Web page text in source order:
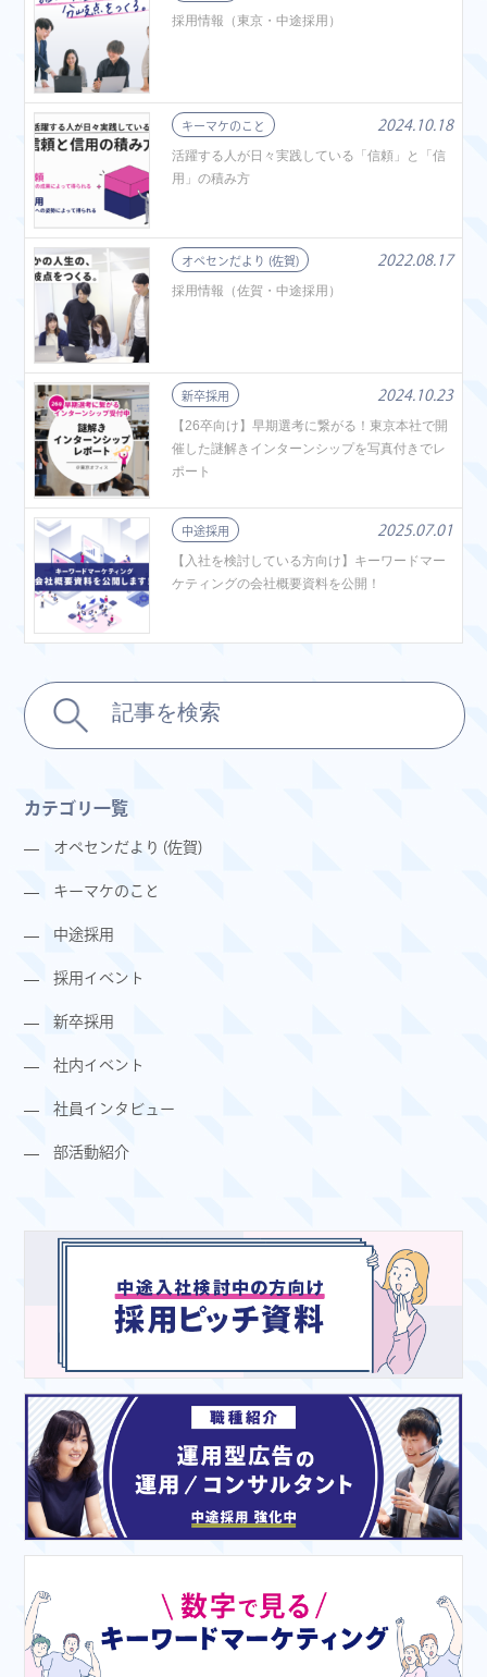
採用情報（東京・中途採用）
キーマケのこと
2024.10.18
活躍する人が日々実践している「信頼」と「信
用」の積み方
オペセンだより (佐賀)
2022.08.17
採用情報（佐賀・中途採用）
新卒採用
2024.10.23
【26卒向け】早期選考に繋がる！東京本社で開
催した謎解きインターンシップを写真付きでレ
ポート
中途採用
2025.07.01
【入社を検討している方向け】キーワードマー
ケティングの会社概要資料を公開！
カテゴリ一覧
オペセンだより (佐賀)
キーマケのこと
中途採用
採用イベント
新卒採用
社内イベント
社員インタビュー
部活動紹介